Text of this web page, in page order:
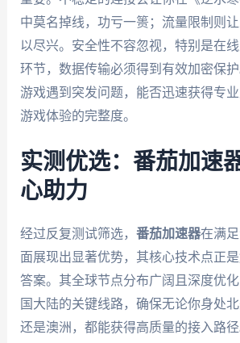
中莫名掉线，功亏一篑；流量限制则
以尽兴。安全性不容忽视，特别是在
环节，数据传输必须得到有效加密保
游戏遇到突发问题，能否迅速获得专
游戏体验的完整度。
实测优选：番茄加速
心助力
经过反复测试筛选， 番茄加速器在满
面展现出显著优势，其核心技术点正
答案。其全球节点分布广阔且深度优
国大陆的关键线路，确保无论你身处
还是澳洲，都能获得高质量的接入路径